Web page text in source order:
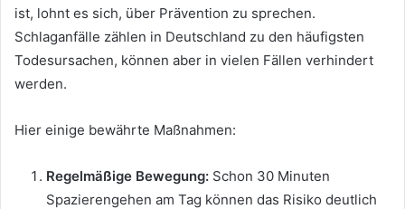
ist, lohnt es sich, über Prävention zu sprechen.
Schlaganfälle zählen in Deutschland zu den häufigsten
Todesursachen, können aber in vielen Fällen verhindert
werden.
Hier einige bewährte Maßnahmen:
Regelmäßige Bewegung: Schon 30 Minuten
Spazierengehen am Tag können das Risiko deutlich